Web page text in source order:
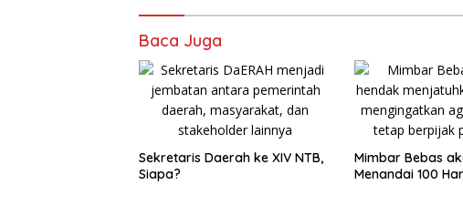
Baca Juga
Sekretaris Daerah ke XIV NTB,
Siapa?
Mimbar Bebas
Menandai 100